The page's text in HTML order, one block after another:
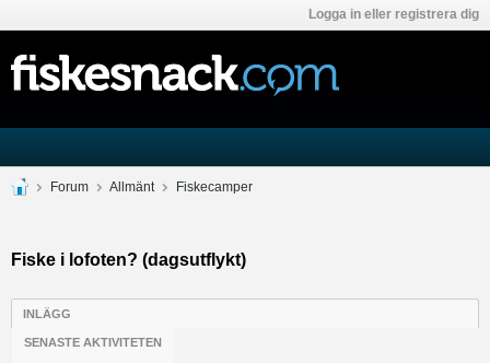
Logga in eller registrera dig
Forum Allmänt Fiskecamper
Fiske i lofoten? (dagsutflykt)
INLÄGG
SENASTE AKTIVITETEN